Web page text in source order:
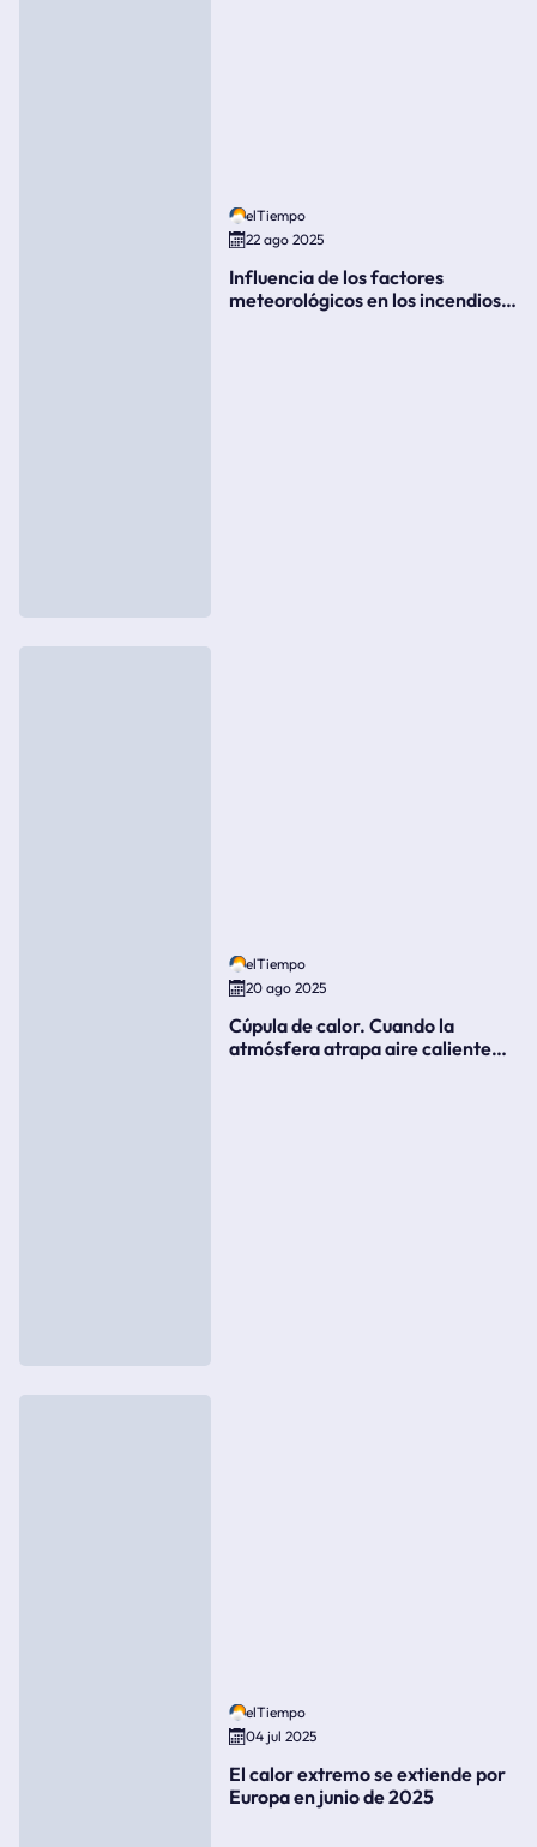
elTiempo
22 ago 2025
Influencia de los factores
meteorológicos en los incendios
elTiempo
20 ago 2025
Cúpula de calor. Cuando la
atmósfera atrapa aire caliente
elTiempo
04 jul 2025
El calor extremo se extiende por
Europa en junio de 2025